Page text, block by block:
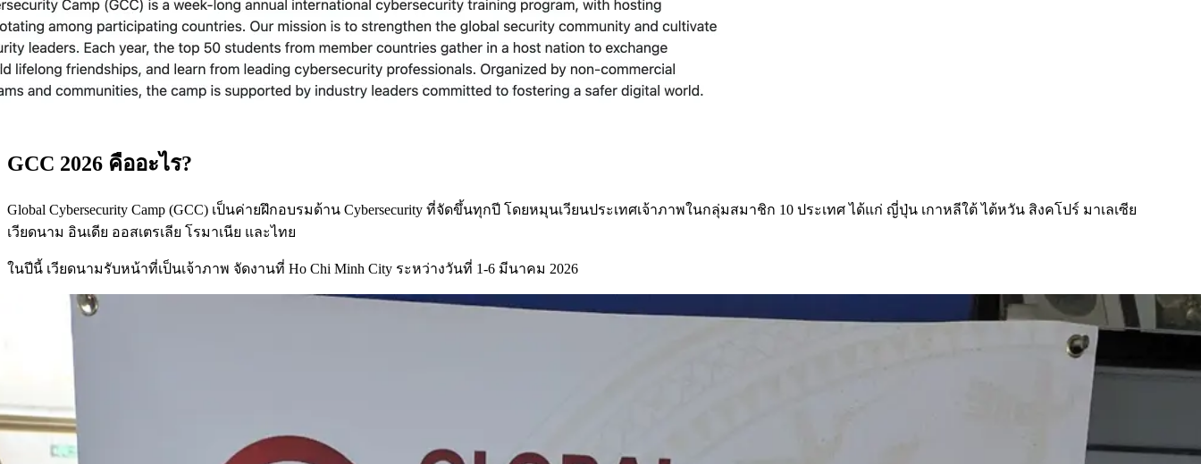
GCC 2026 คืออะไร?
Global Cybersecurity Camp (GCC) เป็นค่ายฝึกอบรมด้าน Cybersecurity ที่จัดขึ้นทุกปี โดยหมุนเวียนประเทศเจ้าภาพในกลุ่มสมาชิก 10 ประเทศ ได้แก่ ญี่ปุ่น เกาหลีใต้ ไต้หวัน สิงคโปร์ มาเลเซีย
เวียดนาม อินเดีย ออสเตรเลีย โรมาเนีย และไทย
ในปีนี้ เวียดนามรับหน้าที่เป็นเจ้าภาพ จัดงานที่ Ho Chi Minh City ระหว่างวันที่ 1-6 มีนาคม 2026